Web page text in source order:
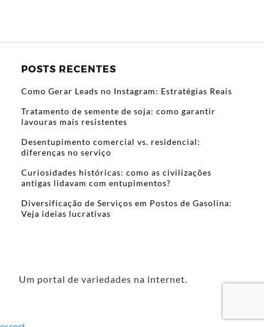
POSTS RECENTES
Como Gerar Leads no Instagram: Estratégias Reais
Tratamento de semente de soja: como garantir
lavouras mais resistentes
Desentupimento comercial vs. residencial:
diferenças no serviço
Curiosidades históricas: como as civilizações
antigas lidavam com entupimentos?
Diversificação de Serviços em Postos de Gasolina:
Veja ideias lucrativas
Um portal de variedades na internet.